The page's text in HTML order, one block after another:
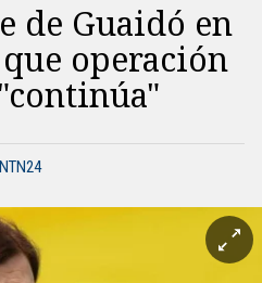
de Guaidó en
operación